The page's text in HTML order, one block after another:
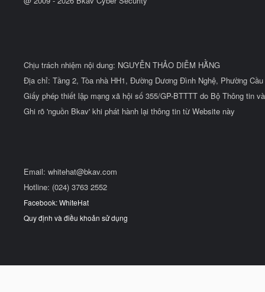
Chịu trách nhiệm nội dung: NGUYỄN THẢO DIỄM HẰNG
Địa chỉ: Tầng 2, Tòa nhà HH1, Đường Dương Đình Nghệ, Phường
Giấy phép thiết lập mạng xã hội số 355/GP-BTTTT do Bộ Thông tin
Ghi rõ 'nguồn Bkav' khi phát hành lại thông tin từ Website này
Email: whitehat@bkav.com
Hotline: (024) 3763 2552
Facebook: WhiteHat
Quy định và điều khoản sử dụng